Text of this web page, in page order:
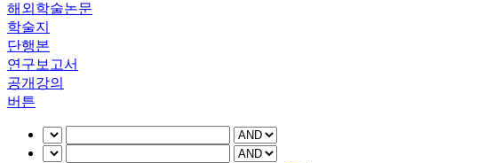
해외학술논문
학술지
단행본
연구보고서
공개강의
버튼